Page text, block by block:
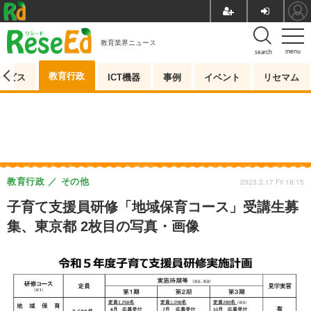
menu
search
教育業界ニュース
ビス 教育行政 ICT機器 事例 イベント リセマム
子育て支援員研修「地域保育コース」受講生募
集、東京都 2枚目の写真・画像
教育行政 その他 2023.3.17 Fri 18:15